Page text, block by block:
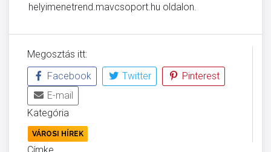
helyimenetrend.mavcsoport.hu oldalon.
Megosztás itt:
Facebook
Twitter
Pinterest
E-mail
Kategória
VÁROSI HÍREK